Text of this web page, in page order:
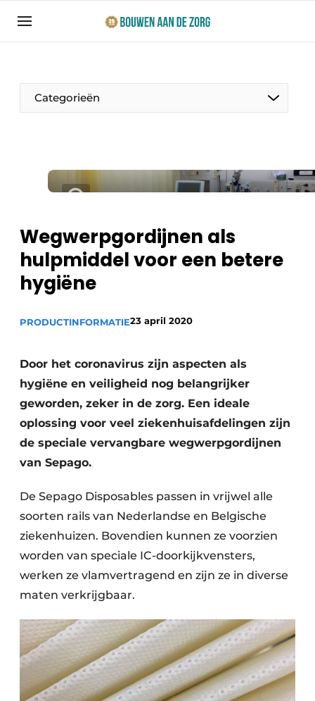
Aanmelden
Bedrijven
Bouwen aan de Zorg | Vakblad over bouw en
Direct contact
Jubileumboek
Meest gelezen
Nieuwsbrief
Podcasts
Vacature aanmelden
Video’s
Categorieën
Productinformatie
Ziekenhuizen
Woonzorg & Verpleeghuizen
Privéklinieken
Laboratoria
Wegwerpgordijnen als
hulpmiddel voor een betere
hygiëne
PRODUCTINFORMATIE23 april 2020
Door het coronavirus zijn aspecten als
hygiëne en veiligheid nog belangrijker
geworden, zeker in de zorg. Een ideale
oplossing voor veel ziekenhuisafdelingen zijn
de speciale vervangbare wegwerpgordijnen
van Sepago.
De Sepago Disposables passen in vrijwel alle
soorten rails van Nederlandse en Belgische
ziekenhuizen. Bovendien kunnen ze voorzien
worden van speciale IC-doorkijkvensters,
werken ze vlamvertragend en zijn ze in diverse
maten verkrijgbaar.